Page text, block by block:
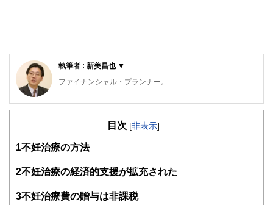
執筆者 : 新美昌也 ▼
ファイナンシャル・プランナー。
ライフプラン・キャッシュフロー分析に基づいた家計相談を
が多い。教育資金、住宅購入、年金、資産運用、保険、離婚
ている。教育資金をテーマにした講演は延べ800校以上の高
また、保険や介護のお金に詳しいファイナンシャル・プラン
ナーとしてテレビや新聞、雑誌の取材にも多数協力してい
る。共著に「これで安心！入院・介護のお金」（技術評論
社）がある。
目次 [非表示]
1不妊治療の方法
2不妊治療の経済的支援が拡充された
3不妊治療費の贈与は非課税